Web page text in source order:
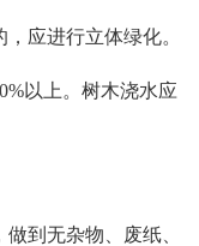
应进行立体绿化。
以上。树木浇水应
到无杂物、废纸、